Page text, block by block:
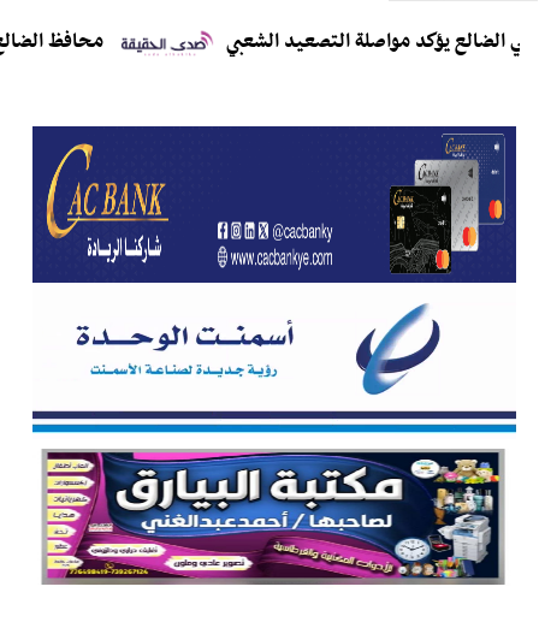
يؤكد مواصلة التصعيد الشعبي محافظ الضالع